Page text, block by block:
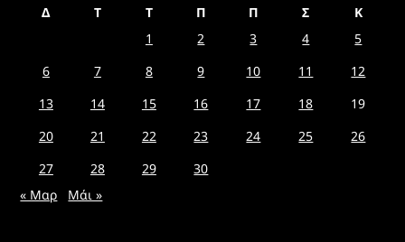
Δ Τ Τ Π Π Σ
Κ
1
2 3 4
5
6
7 8 9 10 11
12
13
14 15 16 17 18
19
20
21 22 23 24 25
26
27
28 29
30
« Μαρ
Μάι »